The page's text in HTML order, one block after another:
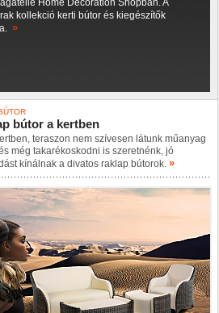
Home Decoration Shopban. A
kollekció kerti bútor és kiegészítők
»
bútor a kertben
teraszon nem szívesen látunk műanyag
még takarékoskodni is szeretnénk, jó
kínálnak a divatos raklap bútorok. »